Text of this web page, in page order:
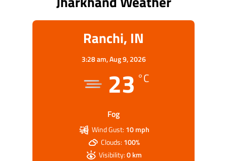
Ranchi, IN
3:28 am,Aug 9, 2026
23 °C
Fog
Wind Gust: 10 mph
Clouds:100%
Visibility:0 km